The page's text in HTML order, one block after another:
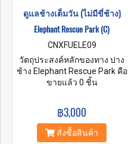
ดูแลช้างเต็มวัน (ไม่มีขี่ช้าง)
Elephant Rescue Park (C)
CNXFUELE09
วัตถุประสงค์หลักของทาง ปาง
ช้าง Elephant Rescue Park คือ
การให้สภาพแวดล้อมที่
เหล่านี้ ทางนักท่องเที่ยว
สามารถให้ความช่วยเหลือผ่าน
การเยี่ยมชมปางช้างที่สวยงาม
ขายแล้ว 0 ชิ้น
฿3,000
สั่งซื้อสินค้า